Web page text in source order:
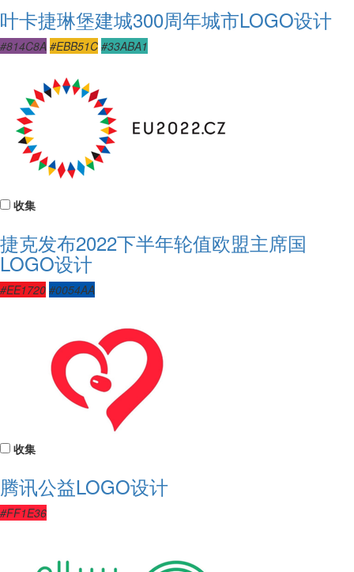
叶卡捷琳堡建城300周年城市LOGO设计
#814C8A #EBB51C #33ABA1
收集
捷克发布2022下半年轮值欧盟主席国
LOGO设计
#EE1720 #0054AA
收集
腾讯公益LOGO设计
#FF1E36